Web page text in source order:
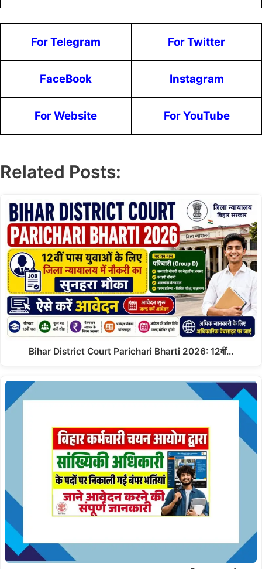
For Telegram For Twitter
FaceBook Instagram
For Website For YouTube
Related Posts:
Bihar District Court Parichari Bharti 2026: 12वीं…